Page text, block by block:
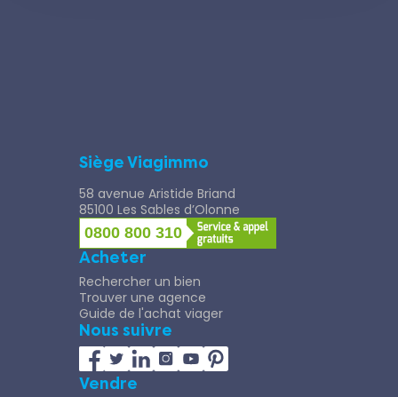
Siège Viagimmo
58 avenue Aristide Briand
85100 Les Sables d’Olonne
0800 800 310
Acheter
Rechercher un bien
Trouver une agence
Guide de l'achat viager
Nous suivre
Vendre